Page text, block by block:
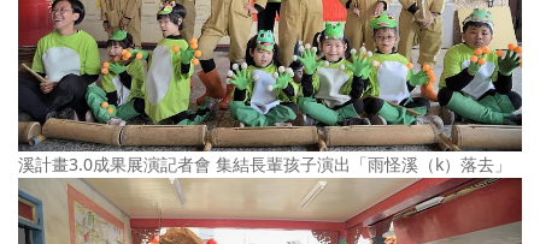
溪計畫3.0成果展演記者會 集結長輩孩子演出「雨怪溪（k）落去」